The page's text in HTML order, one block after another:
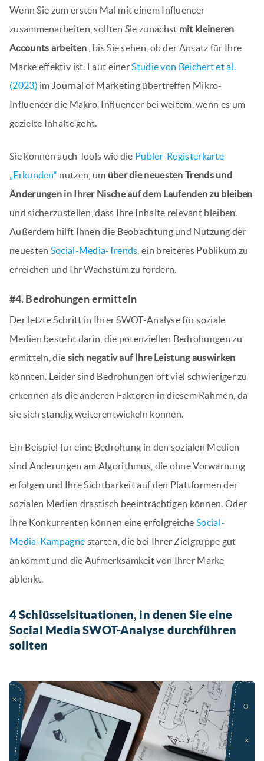
Wenn Sie zum ersten Mal mit einem Influencer
zusammenarbeiten, sollten Sie zunächst mit kleineren
Accounts arbeiten
, bis Sie sehen, ob der Ansatz für Ihre
Marke effektiv ist. Laut einer Studie von Beichert et al.
(2023) im Journal of Marketing übertreffen Mikro-
Influencer die Makro-Influencer bei weitem, wenn es um
gezielte Inhalte geht.
Sie können auch Tools wie die Publer-Registerkarte
„Erkunden“ nutzen, um über die neuesten Trends und
Änderungen in Ihrer Nische auf dem Laufenden zu bleiben
und sicherzustellen, dass Ihre Inhalte relevant bleiben.
Außerdem hilft Ihnen die Beobachtung und Nutzung der
neuesten Social-Media-Trends , ein breiteres Publikum zu
erreichen und Ihr Wachstum zu fördern.
#4. Bedrohungen ermitteln
Der letzte Schritt in Ihrer SWOT-Analyse für soziale
Medien besteht darin, die potenziellen Bedrohungen zu
ermitteln, die sich negativ auf Ihre Leistung auswirken
könnten. Leider sind Bedrohungen oft viel schwieriger zu
erkennen als die anderen Faktoren in diesem Rahmen, da
sie sich ständig weiterentwickeln können.
Ein Beispiel für eine Bedrohung in den sozialen Medien
sind Änderungen am Algorithmus, die ohne Vorwarnung
erfolgen und Ihre Sichtbarkeit auf den Plattformen der
sozialen Medien drastisch beeinträchtigen können. Oder
Ihre Konkurrenten können eine erfolgreiche Social-
Media-Kampagne starten, die bei Ihrer Zielgruppe gut
ankommt und die Aufmerksamkeit von Ihrer Marke
ablenkt.
4 Schlüsselsituationen, in denen Sie eine
Social Media SWOT-Analyse durchführen
sollten